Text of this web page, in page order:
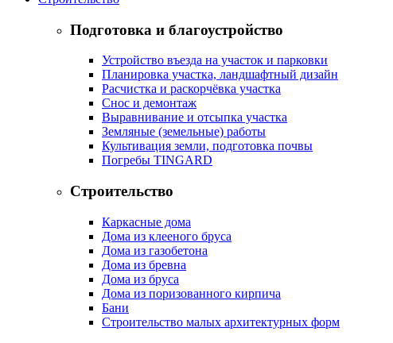
Подготовка и благоустройство
Устройство въезда на участок и парковки
Планировка участка, ландшафтный дизайн
Расчистка и раскорчёвка участка
Снос и демонтаж
Выравнивание и отсыпка участка
Земляные (земельные) работы
Культивация земли, подготовка почвы
Погребы TINGARD
Строительство
Каркасные дома
Дома из клееного бруса
Дома из газобетона
Дома из бревна
Дома из бруса
Дома из поризованного кирпича
Бани
Строительство малых архитектурных форм